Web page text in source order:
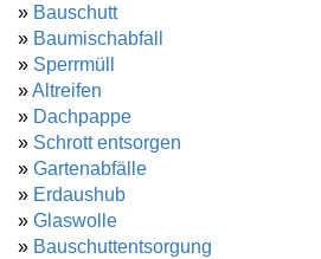
» Bauschutt
» Baumischabfall
» Sperrmüll
»Altreifen
» Dachpappe
» Schrott entsorgen
» Gartenabfälle
» Erdaushub
» Glaswolle
» Bauschuttentsorgung